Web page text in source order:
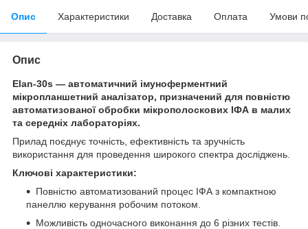
Опис Характеристики Доставка Оплата Умови
Опис
Elan-30s — автоматичний імуноферментний
мікропланшетний аналізатор, призначений для повністю
автоматизованої обробки мікрополоскових ІФА в малих
та середніх лабораторіях.
Прилад поєднує точність, ефективність та зручність
використання для проведення широкого спектра досліджень.
Ключові характеристики:
Повністю автоматизований процес ІФА з компактною
панеллю керування робочим потоком.
Можливість одночасного виконання до 6 різних тестів.